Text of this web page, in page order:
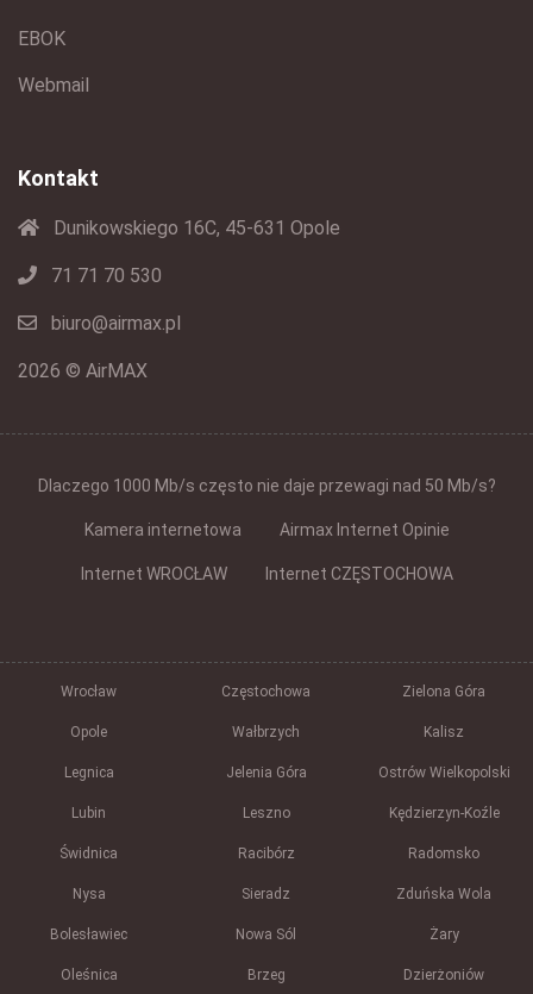
EBOK
Webmail
Kontakt
Dunikowskiego 16C, 45-631 Opole
71 71 70 530
biuro@airmax.pl
2026 © AirMAX
Dlaczego 1000 Mb/s często nie daje przewagi nad 50 Mb/s?
Kamera internetowa Airmax Internet Opinie
Internet WROCŁAW Internet CZĘSTOCHOWA
Wrocław Częstochowa Zielona Góra
Opole Wałbrzych Kalisz
Legnica Jelenia Góra Ostrów Wielkopolski
Lubin Leszno Kędzierzyn-Koźle
Świdnica Racibórz Radomsko
Nysa Sieradz Zduńska Wola
Bolesławiec Nowa Sól Żary
Oleśnica Brzeg Dzierżoniów